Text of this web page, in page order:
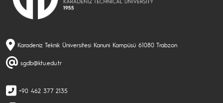
Karadeniz Teknik Üniversitesi Kanuni Kampüsü 61080 Trabzon
sgdb@ktu.edu.tr
+90 462 377 2135